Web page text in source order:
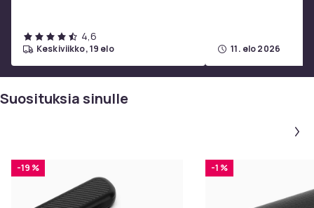
4,6
keskiviikko, 19 elo 11. elo 2026
Suosituksia sinulle
-19 % -1 %